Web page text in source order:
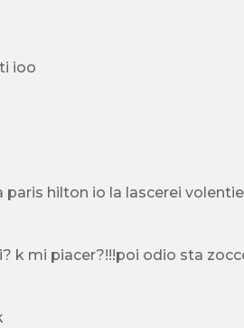
ioo
hilton io la lascerei
k mi piacer?!!!poi odio sta